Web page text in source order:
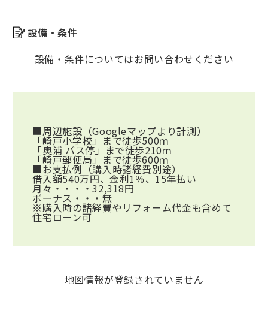
設備・条件
設備・条件についてはお問い合わせください
■周辺施設（Googleマップより計測）
「崎戸小学校」まで徒歩500ｍ
「奥浦 バス停」まで徒歩210ｍ
「崎戸郵便局」まで徒歩600ｍ
■お支払例（購入時諸経費別途）
借入額540万円、金利1％、15年払い
月々・・・・32,318円
ボーナス・・・無
※購入時の諸経費やリフォーム代金も含めて
住宅ローン可
地図情報が登録されていません